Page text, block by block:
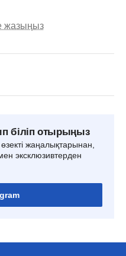
жазыңыз
біліп отырыңыз
жаңалықтарынан,
эксклюзивтерден